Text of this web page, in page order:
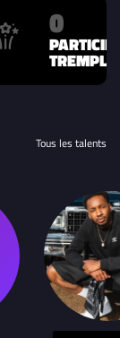
0
Tous les talents